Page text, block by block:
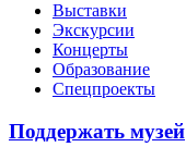
Выставки
Экскурсии
Концерты
Образование
Спецпроекты
Поддержать музей